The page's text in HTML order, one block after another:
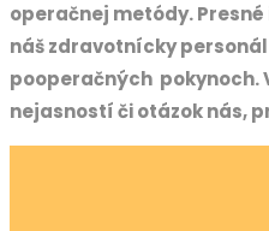
operačnej metódy.
náš zdravotnícky
pooperačných pokynoch.
nejasností či otázok nás,